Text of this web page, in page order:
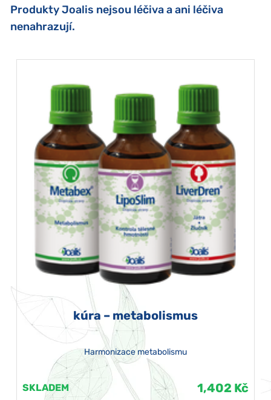
Produkty Joalis nejsou léčiva a ani léčiva
nenahrazují.
kúra – metabolismus
Harmonizace metabolismu
SKLADEM 1,402 Kč